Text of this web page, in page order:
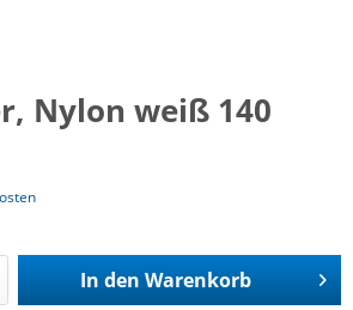
Nylon weiß 140
In den Warenkorb